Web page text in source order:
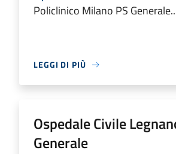
Policlinico Milano PS
LEGGI DI PIÙ
Ospedale Civile
Generale